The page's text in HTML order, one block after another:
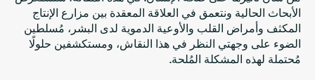
الأبحاث الحالية ونتعمق في العلاقة المعقدة بين مزارع الإنتاج
المكثف وأمراض القلب والأوعية الدموية لدى البشر، مُسلطين
الضوء على وجهتي النظر في هذا النقاش، ومستكشفين حلولًا
مُحتملة لهذه المشكلة المُلحة.